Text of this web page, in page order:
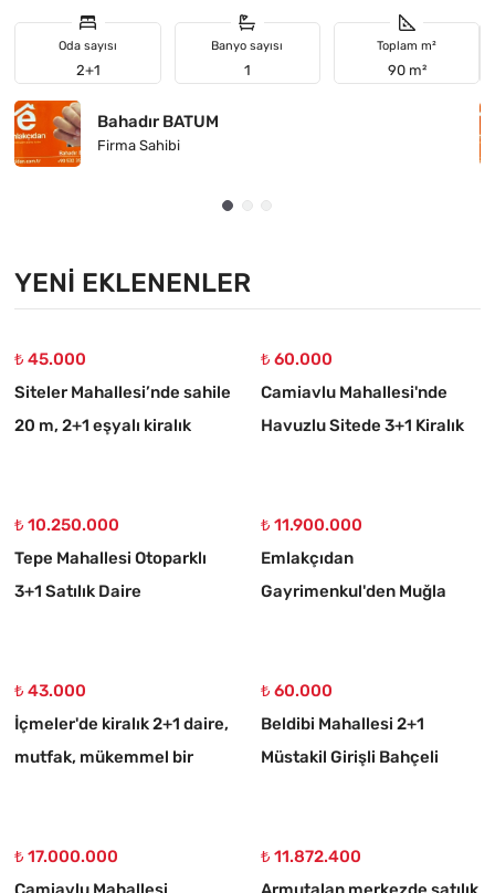
Oda sayısı
2+1
Banyo sayısı
1
Toplam m²
90 m²
Bahadır BATUM
Firma Sahibi
YENI EKLENENLER
₺ 45.000
Siteler Mahallesi’nde sahile
20 m, 2+1 eşyalı kiralık
₺ 60.000
Camiavlu Mahallesi'nde
Havuzlu Sitede 3+1 Kiralık
₺ 10.250.000
Tepe Mahallesi Otoparklı
3+1 Satılık Daire
₺ 11.900.000
Emlakçıdan
Gayrimenkul'den Muğla
₺ 43.000
İçmeler'de kiralık 2+1 daire,
mutfak, mükemmel bir
₺ 60.000
Beldibi Mahallesi 2+1
Müstakil Girişli Bahçeli
₺ 17.000.000
₺ 11.872.400